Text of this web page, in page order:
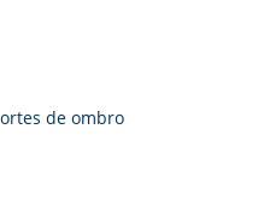
de ombro